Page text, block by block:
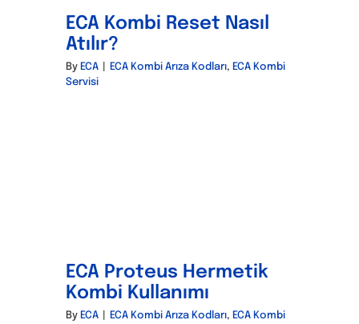
ECA Kombi Reset Nasıl
Atılır?
By ECA ECA Kombi Arıza Kodları, ECA Kombi
Servisi
ECA Proteus Hermetik
Kombi Kullanımı
By ECA ECA Kombi Arıza Kodları, ECA Kombi